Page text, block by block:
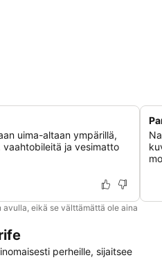
uima-altaan ympärillä,
vaahtobileitä ja vesimatto
eikä se välttämättä ole aina
perheille, sijaitsee